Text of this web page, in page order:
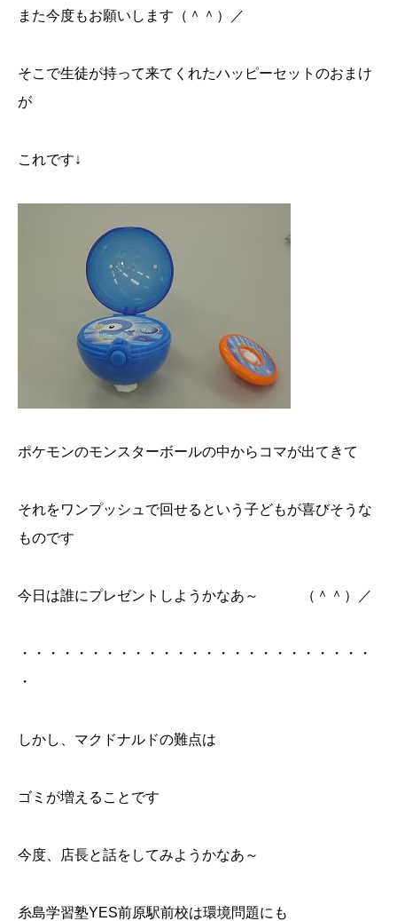
また今度もお願いします（＾＾）／
そこで生徒が持って来てくれたハッピーセットのおまけ
が
これです↓
ポケモンのモンスターボールの中からコマが出てきて
それをワンプッシュで回せるという子どもが喜びそうな
ものです
今日は誰にプレゼントしようかなあ～ （＾＾）／
・・・・・・・・・・・・・・・・・・・・・・・・・
・
しかし、マクドナルドの難点は
ゴミが増えることです
今度、店長と話をしてみようかなあ～
糸島学習塾YES前原駅前校は環境問題にも